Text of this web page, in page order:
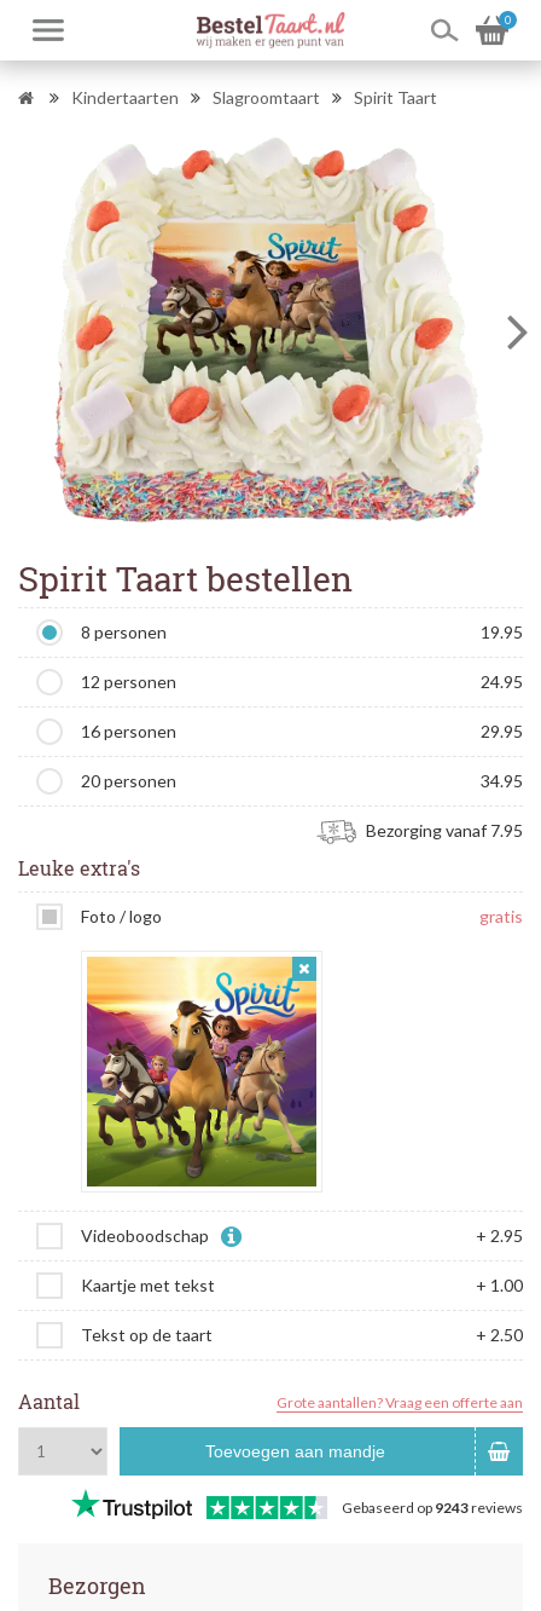
0
Kindertaarten Slagroomtaart Spirit Taart
Spirit Taart bestellen
8 personen 19.95
12 personen 24.95
16 personen 29.95
20 personen 34.95
Bezorging vanaf 7.95
Leuke extra's
Foto / logo gratis
Videoboodschap + 2.95
Kaartje met tekst + 1.00
Tekst op de taart + 2.50
Aantal Grote aantallen? Vraag een offerte aan
Toevoegen aan mandje
Gebaseerd op 9243reviews
Bezorgen